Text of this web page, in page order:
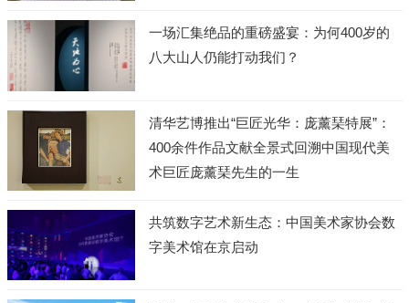
一场汇集绝品的重磅盛宴：为何400岁的
八大山人仍能打动我们？
清华艺博推出“巨匠光华：庞薰琹特展”：
400余件作品文献全景式回溯中国现代美
术巨匠庞薰琹先生的一生
共筑数字艺术新生态：中国美术家协会数
字美术馆在京启动